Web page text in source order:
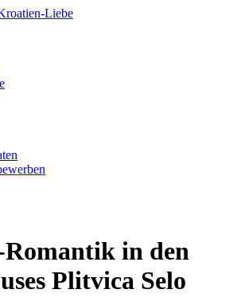
Romantik in den
Plitvica Selo